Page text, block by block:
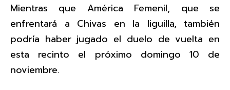
Mientras que América Femenil, que se
enfrentará a Chivas en la liguilla, también
podría haber jugado el duelo de vuelta en
esta recinto el próximo domingo 10 de
noviembre.